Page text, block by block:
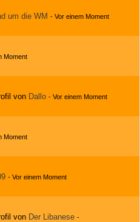
um die WM - Vor einem Moment
Moment
von Dallo - Vor einem Moment
Moment
- Vor einem Moment
von Der Libanese -